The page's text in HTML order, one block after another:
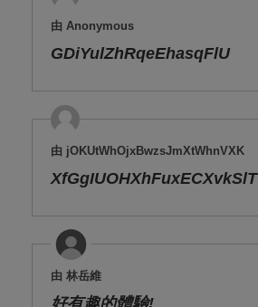
由 Anonymous
GDiYulZhRqeEhasqFlU
由 jOKUtWhOjxBwzsJmXtWhnVXK
XfGgIUOHXhFuxECXvkSlT
由 林岳維
好有趣的體驗!